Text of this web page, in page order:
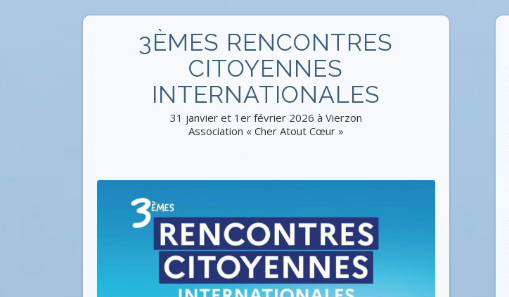
3ÈMES RENCONTRES
CITOYENNES
INTERNATIONALES
31 janvier et 1er février 2026 à Vierzon
Association « Cher Atout Cœur »